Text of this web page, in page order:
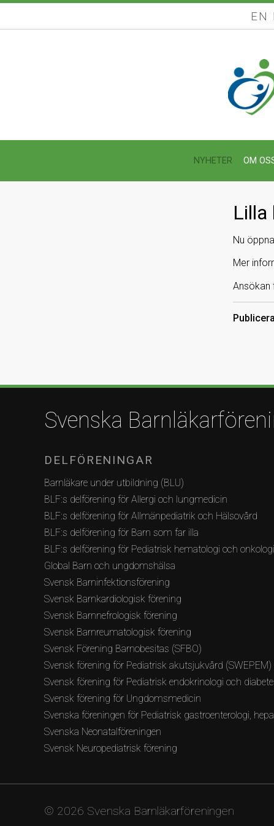
EN
NYHETER OM
Lilla
Nu
Mer
Ansökan
Svenska
DELFÖRENINGAR
Barnläkare under utbildning (BLU)
BLF:s delförening för Allergi och lungmedicin
BLF:s delförening för Allmänpediatrik och Hälsovård
BLF:s delförening för Barn som far illa
BLF:s delförening för Pediatrisk hematologi och
Global Barn och ungdomshälsa
Svensk Barninfektionsförening
Svensk Barnkardiologisk förening
Svensk Barnnefrologisk förening
Svensk Barnreumatologisk förening
Svensk Förening Barnobesitas (SFBO)
Svensk förening för Pediatrisk akutsjukvård (SWEPEM)
Svensk förening för Pediatrisk endokrinologi och
Svensk förening för Ungdomsmedicin
Svenska föreningen för Pediatrisk gastroenterologi,
Svenska Neonatalföreningen
Svensk Neuropediatrisk förening
© 2026 Svenska Barnläkarföreningen